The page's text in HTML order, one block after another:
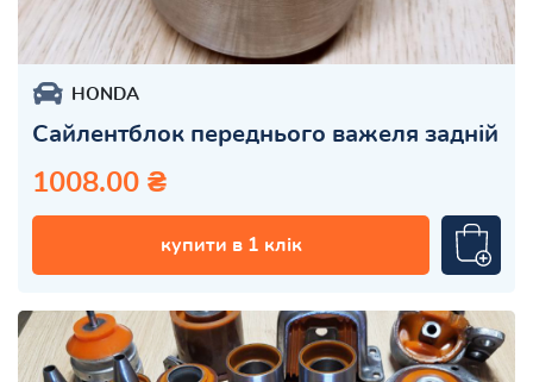
HONDA
Сайлентблок переднього важеля задній
1008.00 ₴
купити в 1 клік